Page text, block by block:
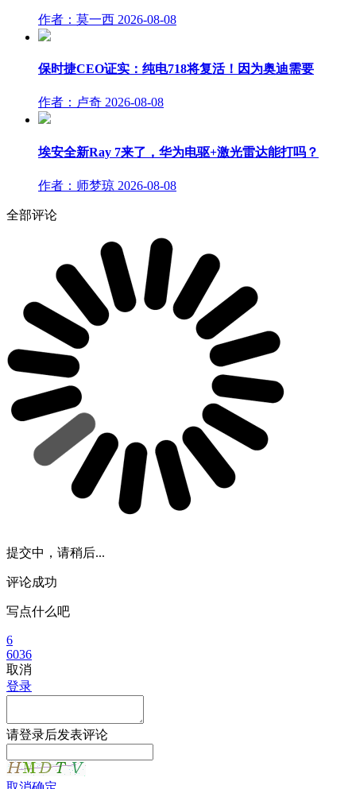
作者：莫一西 2026-08-08
保时捷CEO证实：纯电718将复活！因为奥迪需要
作者：卢奇 2026-08-08
埃安全新Ray 7来了，华为电驱+激光雷达能打吗？
作者：师梦琼 2026-08-08
全部评论
提交中，请稍后...
评论成功
写点什么吧
6
6036
取消
登录
请登录后发表评论